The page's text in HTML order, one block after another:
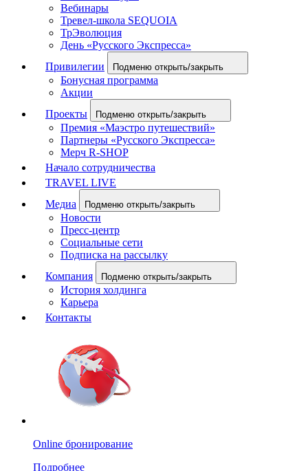
Вебинары
Тревел-школа SEQUOIA
ТрЭволюция
День «Русского Экспресса»
Привилегии
Подменю открыть/закрыть
Бонусная программа
Акции
Проекты
Подменю открыть/закрыть
Премия «Маэстро путешествий»
Партнеры «Русского Экспресса»
Мерч R-SHOP
Начало сотрудничества
TRAVEL LIVE
Медиа
Подменю открыть/закрыть
Новости
Пресс-центр
Социальные сети
Подписка на рассылку
Компания
Подменю открыть/закрыть
История холдинга
Карьера
Контакты
Online бронирование
Подробнее